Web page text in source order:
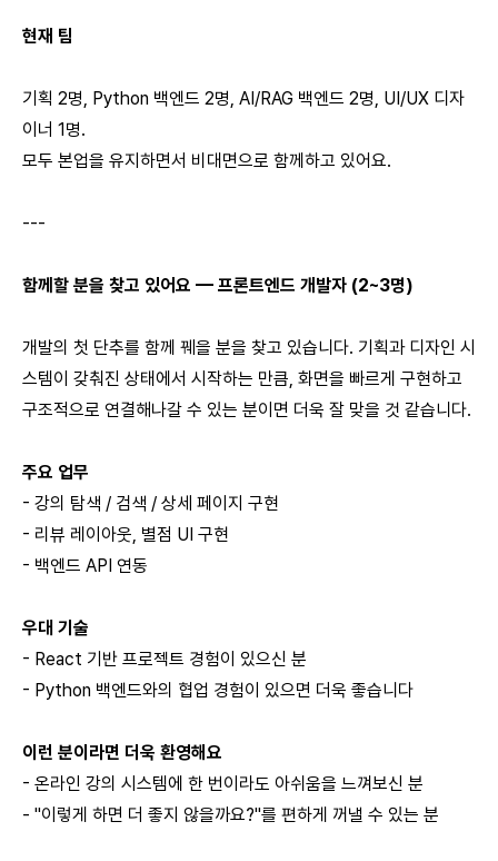
현재 팀
기획 2명, Python 백엔드 2명, AI/RAG 백엔드 2명, UI/UX 디자
이너 1명.
모두 본업을 유지하면서 비대면으로 함께하고 있어요.
---
함께할 분을 찾고 있어요 — 프론트엔드 개발자 (2~3명)
개발의 첫 단추를 함께 꿰을 분을 찾고 있습니다. 기획과 디자인 시
스템이 갖춰진 상태에서 시작하는 만큼, 화면을 빠르게 구현하고
구조적으로 연결해나갈 수 있는 분이면 더욱 잘 맞을 것 같습니다.
주요 업무
- 강의 탐색 / 검색 / 상세 페이지 구현
- 리뷰 레이아웃, 별점 UI 구현
- 백엔드 API 연동
우대 기술
- React 기반 프로젝트 경험이 있으신 분
- Python 백엔드와의 협업 경험이 있으면 더욱 좋습니다
이런 분이라면 더욱 환영해요
- 온라인 강의 시스템에 한 번이라도 아쉬움을 느껴보신 분
- "이렇게 하면 더 좋지 않을까요?"를 편하게 꺼낼 수 있는 분